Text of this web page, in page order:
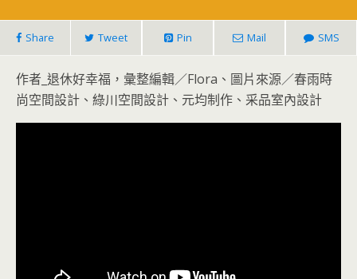
Share Tweet Pin Mail SMS
作者_退休好幸福，彙整編輯／Flora、圖片來源／春雨時
尚空間設計、綠川空間設計、元均制作、采品室內設計